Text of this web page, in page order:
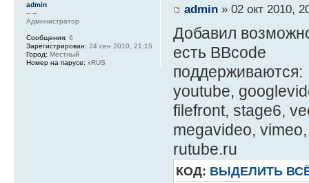
admin» 02 окт 2010,
Добавил
есть BBcode
поддерживаются:
youtube,
filefront, stage6,
megavideo,
rutube.ru
КОД: ВЫДЕЛИТЬ
admin
-- --
Администратор
Сообщения: 6
Зарегистрирован: 24 сен 2010, 21:15
Город: Местный
Номер на парусе: xRUS